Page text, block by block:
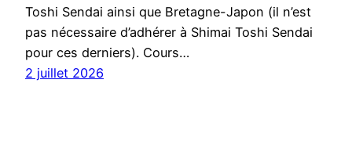
Toshi Sendai ainsi que Bretagne-Japon (il n’est
pas nécessaire d’adhérer à Shimai Toshi Sendai
pour ces derniers). Cours…
2 juillet 2026